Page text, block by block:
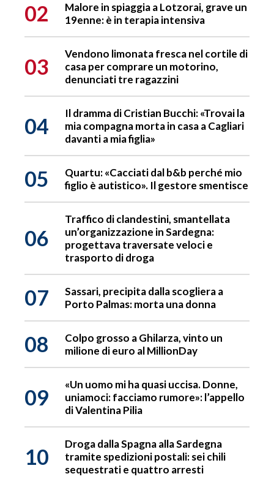
02
Malore in spiaggia a Lotzorai, grave un
19enne: è in terapia intensiva
03
Vendono limonata fresca nel cortile di
casa per comprare un motorino,
denunciati tre ragazzini
04
Il dramma di Cristian Bucchi: «Trovai la
mia compagna morta in casa a Cagliari
davanti a mia figlia»
05
Quartu: «Cacciati dal b&b perché mio
figlio è autistico». Il gestore smentisce
06
Traffico di clandestini, smantellata
un’organizzazione in Sardegna:
progettava traversate veloci e
trasporto di droga
07
Sassari, precipita dalla scogliera a
Porto Palmas: morta una donna
08
Colpo grosso a Ghilarza, vinto un
milione di euro al MillionDay
09
«Un uomo mi ha quasi uccisa. Donne,
uniamoci: facciamo rumore»: l’appello
di Valentina Pilia
10
Droga dalla Spagna alla Sardegna
tramite spedizioni postali: sei chili
sequestrati e quattro arresti